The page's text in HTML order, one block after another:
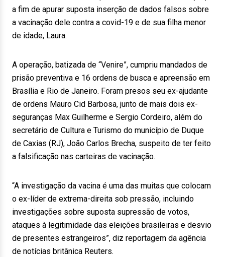
a fim de apurar suposta inserção de dados falsos sobre
a vacinação dele contra a covid-19 e de sua filha menor
de idade, Laura.
A operação, batizada de “Venire”, cumpriu mandados de
prisão preventiva e 16 ordens de busca e apreensão em
Brasília e Rio de Janeiro. Foram presos seu ex-ajudante
de ordens Mauro Cid Barbosa, junto de mais dois ex-
seguranças Max Guilherme e Sergio Cordeiro, além do
secretário de Cultura e Turismo do município de Duque
de Caxias (RJ), João Carlos Brecha, suspeito de ter feito
a falsificação nas carteiras de vacinação.
“A investigação da vacina é uma das muitas que colocam
o ex-líder de extrema-direita sob pressão, incluindo
investigações sobre suposta supressão de votos,
ataques à legitimidade das eleições brasileiras e desvio
de presentes estrangeiros”, diz reportagem da agência
de notícias britânica Reuters.